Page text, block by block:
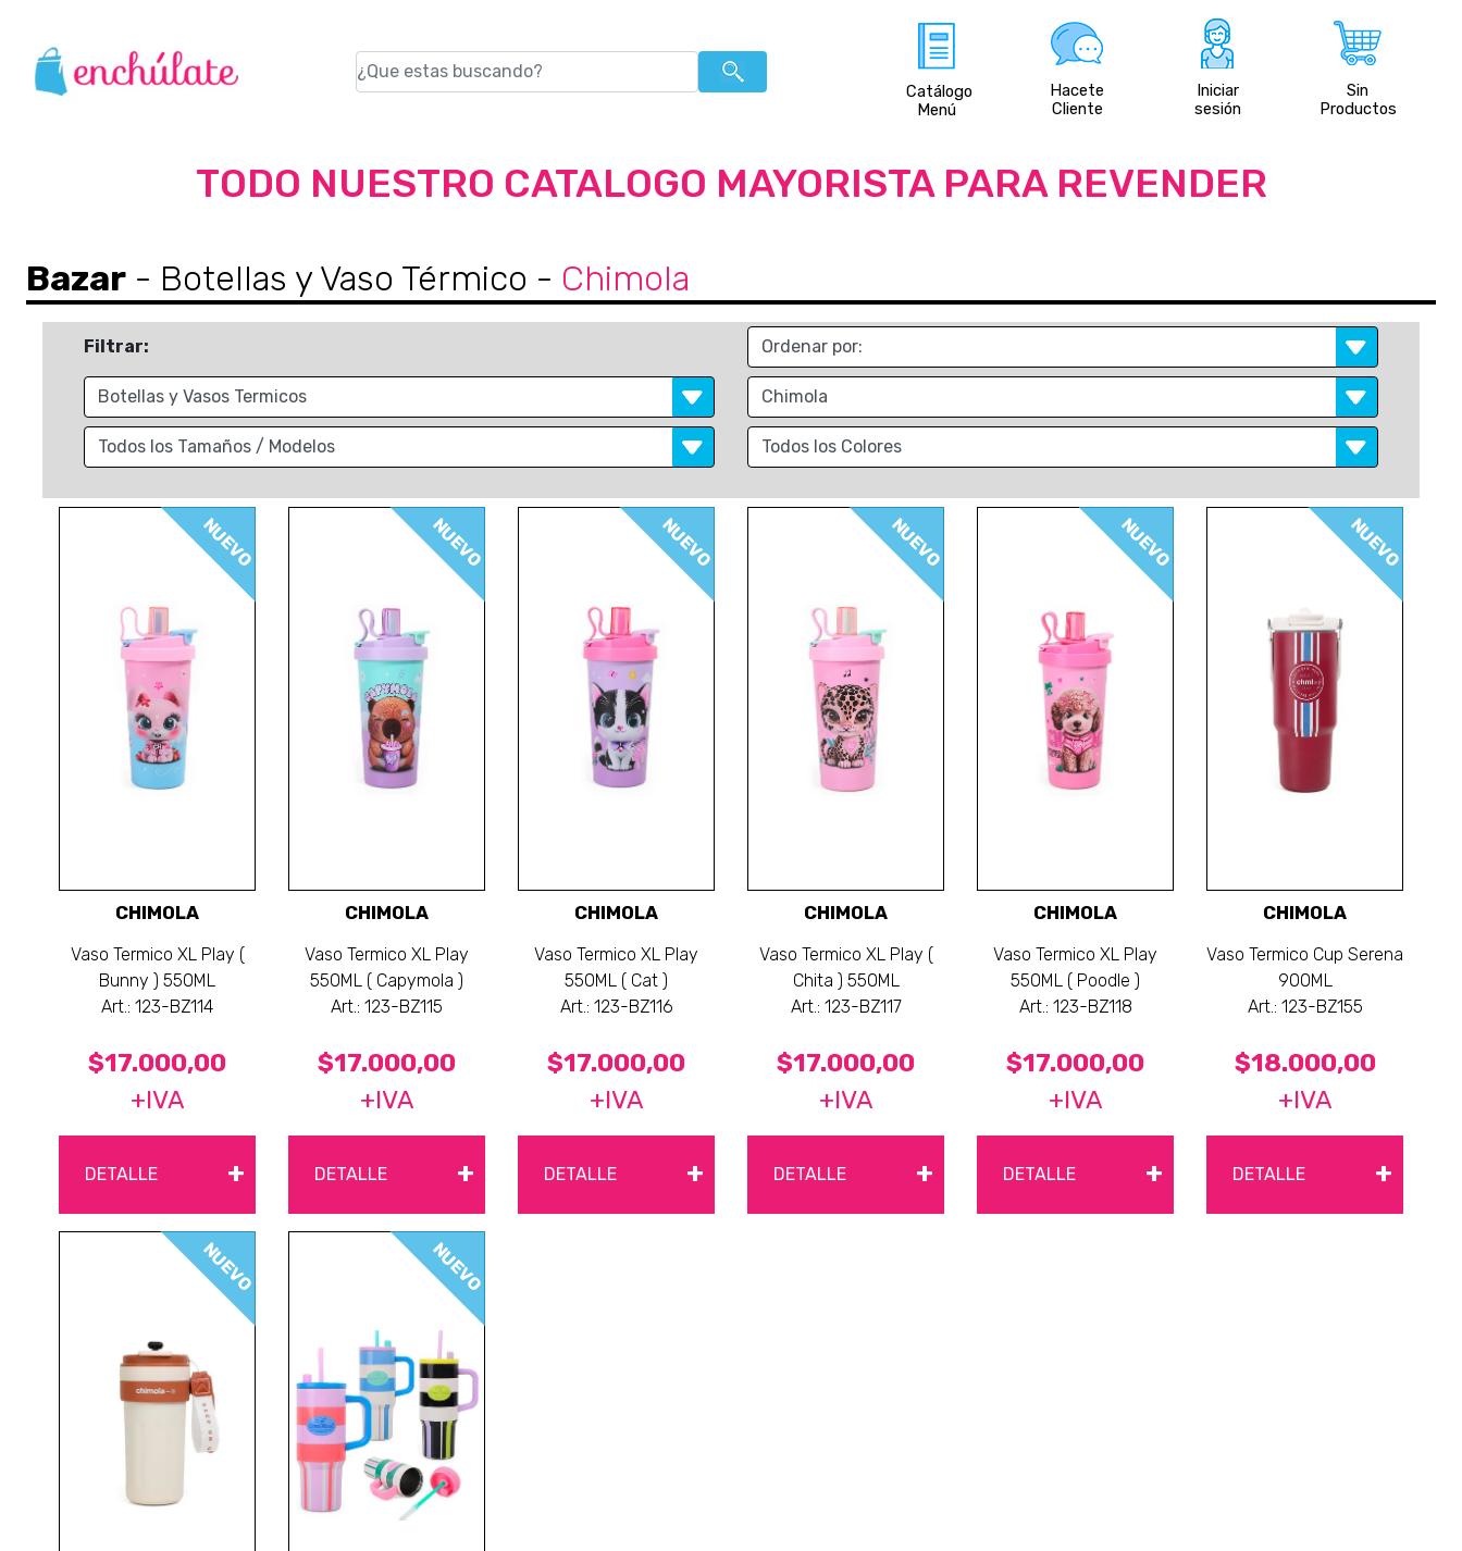
Catálogo
Menú
Hacete
Cliente
Iniciar
sesión
Sin
Productos
TODO NUESTRO CATALOGO MAYORISTA PARA REVENDER
Bazar - Botellas y Vaso Térmico - Chimola
Filtrar:
NUEVO
CHIMOLA
Vaso Termico XL Play (
Bunny ) 550ML
Art.: 123-BZ114
$17.000,00
+IVA
DETALLE +
NUEVO
CHIMOLA
Vaso Termico XL Play
550ML ( Capymola )
Art.: 123-BZ115
$17.000,00
+IVA
DETALLE +
NUEVO
CHIMOLA
Vaso Termico XL Play
550ML ( Cat )
Art.: 123-BZ116
$17.000,00
+IVA
DETALLE +
NUEVO
CHIMOLA
Vaso Termico XL Play (
Chita ) 550ML
Art.: 123-BZ117
$17.000,00
+IVA
DETALLE +
NUEVO
CHIMOLA
Vaso Termico XL Play
550ML ( Poodle )
Art.: 123-BZ118
$17.000,00
+IVA
DETALLE +
NUEVO
CHIMOLA
Vaso Termico Cup Serena
900ML
Art.: 123-BZ155
$18.000,00
+IVA
DETALLE +
NUEVO NUEVO